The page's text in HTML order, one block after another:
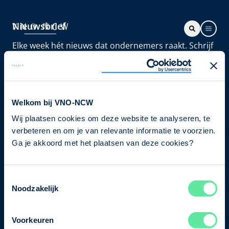
Welkom bij VNO-NCW
Wij plaatsen cookies om deze website te analyseren, te
verbeteren en om je van relevante informatie te voorzien.
Ga je akkoord met het plaatsen van deze cookies?
Noodzakelijk
Voorkeuren
Nieuwsbrief
Elke week hét nieuws dat ondernemers raakt. Schrijf
je nu in voor de VNO-NCW nieuwsbrief.
Schrijf je in
Direct naar
Ons verhaal
Bezuidenhoutseweg 12
T+31 70 349 03 49